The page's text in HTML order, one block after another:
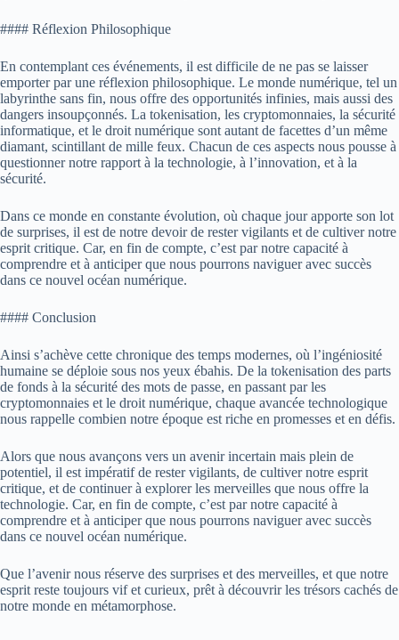
#### Réflexion Philosophique
En contemplant ces événements, il est difficile de ne pas se laisser
emporter par une réflexion philosophique. Le monde numérique, tel un
labyrinthe sans fin, nous offre des opportunités infinies, mais aussi des
dangers insoupçonnés. La tokenisation, les cryptomonnaies, la sécurité
informatique, et le droit numérique sont autant de facettes d’un même
diamant, scintillant de mille feux. Chacun de ces aspects nous pousse à
questionner notre rapport à la technologie, à l’innovation, et à la
sécurité.
Dans ce monde en constante évolution, où chaque jour apporte son lot
de surprises, il est de notre devoir de rester vigilants et de cultiver notre
esprit critique. Car, en fin de compte, c’est par notre capacité à
comprendre et à anticiper que nous pourrons naviguer avec succès
dans ce nouvel océan numérique.
#### Conclusion
Ainsi s’achève cette chronique des temps modernes, où l’ingéniosité
humaine se déploie sous nos yeux ébahis. De la tokenisation des parts
de fonds à la sécurité des mots de passe, en passant par les
cryptomonnaies et le droit numérique, chaque avancée technologique
nous rappelle combien notre époque est riche en promesses et en défis.
Alors que nous avançons vers un avenir incertain mais plein de
potentiel, il est impératif de rester vigilants, de cultiver notre esprit
critique, et de continuer à explorer les merveilles que nous offre la
technologie. Car, en fin de compte, c’est par notre capacité à
comprendre et à anticiper que nous pourrons naviguer avec succès
dans ce nouvel océan numérique.
Que l’avenir nous réserve des surprises et des merveilles, et que notre
esprit reste toujours vif et curieux, prêt à découvrir les trésors cachés de
notre monde en métamorphose.